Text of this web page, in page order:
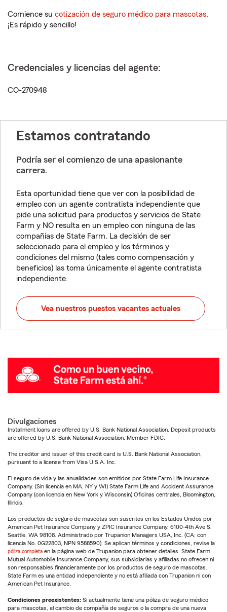
Comience su cotización de seguro médico para mascotas.
¡Es rápido y sencillo!
Credenciales y licencias del agente:
CO-270948
Estamos contratando
Podría ser el comienzo de una apasionante
carrera.
Esta oportunidad tiene que ver con la posibilidad de
empleo con un agente contratista independiente que
pide una solicitud para productos y servicios de State
Farm y NO resulta en un empleo con ninguna de las
compañías de State Farm. La decisión de ser
seleccionado para el empleo y los términos y
condiciones del mismo (tales como compensación y
beneficios) las toma únicamente el agente contratista
independiente.
Vea nuestros puestos vacantes actuales
Divulgaciones
Installment loans are offered by U.S. Bank National Association. Deposit products
are offered by U.S. Bank National Association. Member FDIC.
The creditor and issuer of this credit card is U.S. Bank National Association,
pursuant to a license from Visa U.S.A. Inc.
El seguro de vida y las anualidades son emitidos por State Farm Life Insurance
Company. (Sin licencia en MA, NY y WI) State Farm Life and Accident Assurance
Company (con licencia en New York y Wisconsin) Oficinas centrales, Bloomington,
Illinois.
Los productos de seguro de mascotas son suscritos en los Estados Unidos por
American Pet Insurance Company y ZPIC Insurance Company, 6100-4th Ave S,
Seattle, WA 98108. Administrado por Trupanion Managers USA, Inc. (CA: con
licencia No. 0G22803, NPN 9588590). Se aplican términos y condiciones, revise la
póliza completa en la página web de Trupanion para obtener detalles. State Farm
Mutual Automobile Insurance Company, sus subsidiarias y afiliadas no ofrecen ni
son responsables financieramente por los productos de seguro de mascotas.
State Farm es una entidad independiente y no está afiliada con Trupanion ni con
American Pet Insurance.
Condiciones preexistentes: Si actualmente tiene una póliza de seguro médico
para mascotas, el cambio de compañía de seguros o la compra de una nueva